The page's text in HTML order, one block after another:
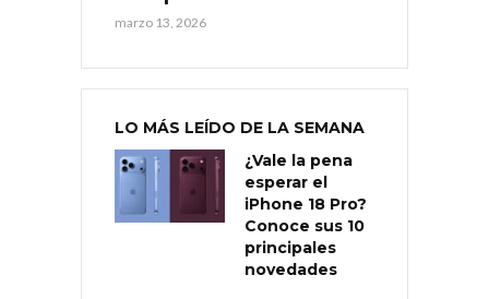
marzo 13, 2026
LO MÁS LEÍDO DE LA SEMANA
¿Vale la pena
esperar el
iPhone 18 Pro?
Conoce sus 10
principales
novedades